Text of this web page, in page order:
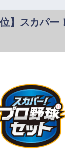
位】スカパー